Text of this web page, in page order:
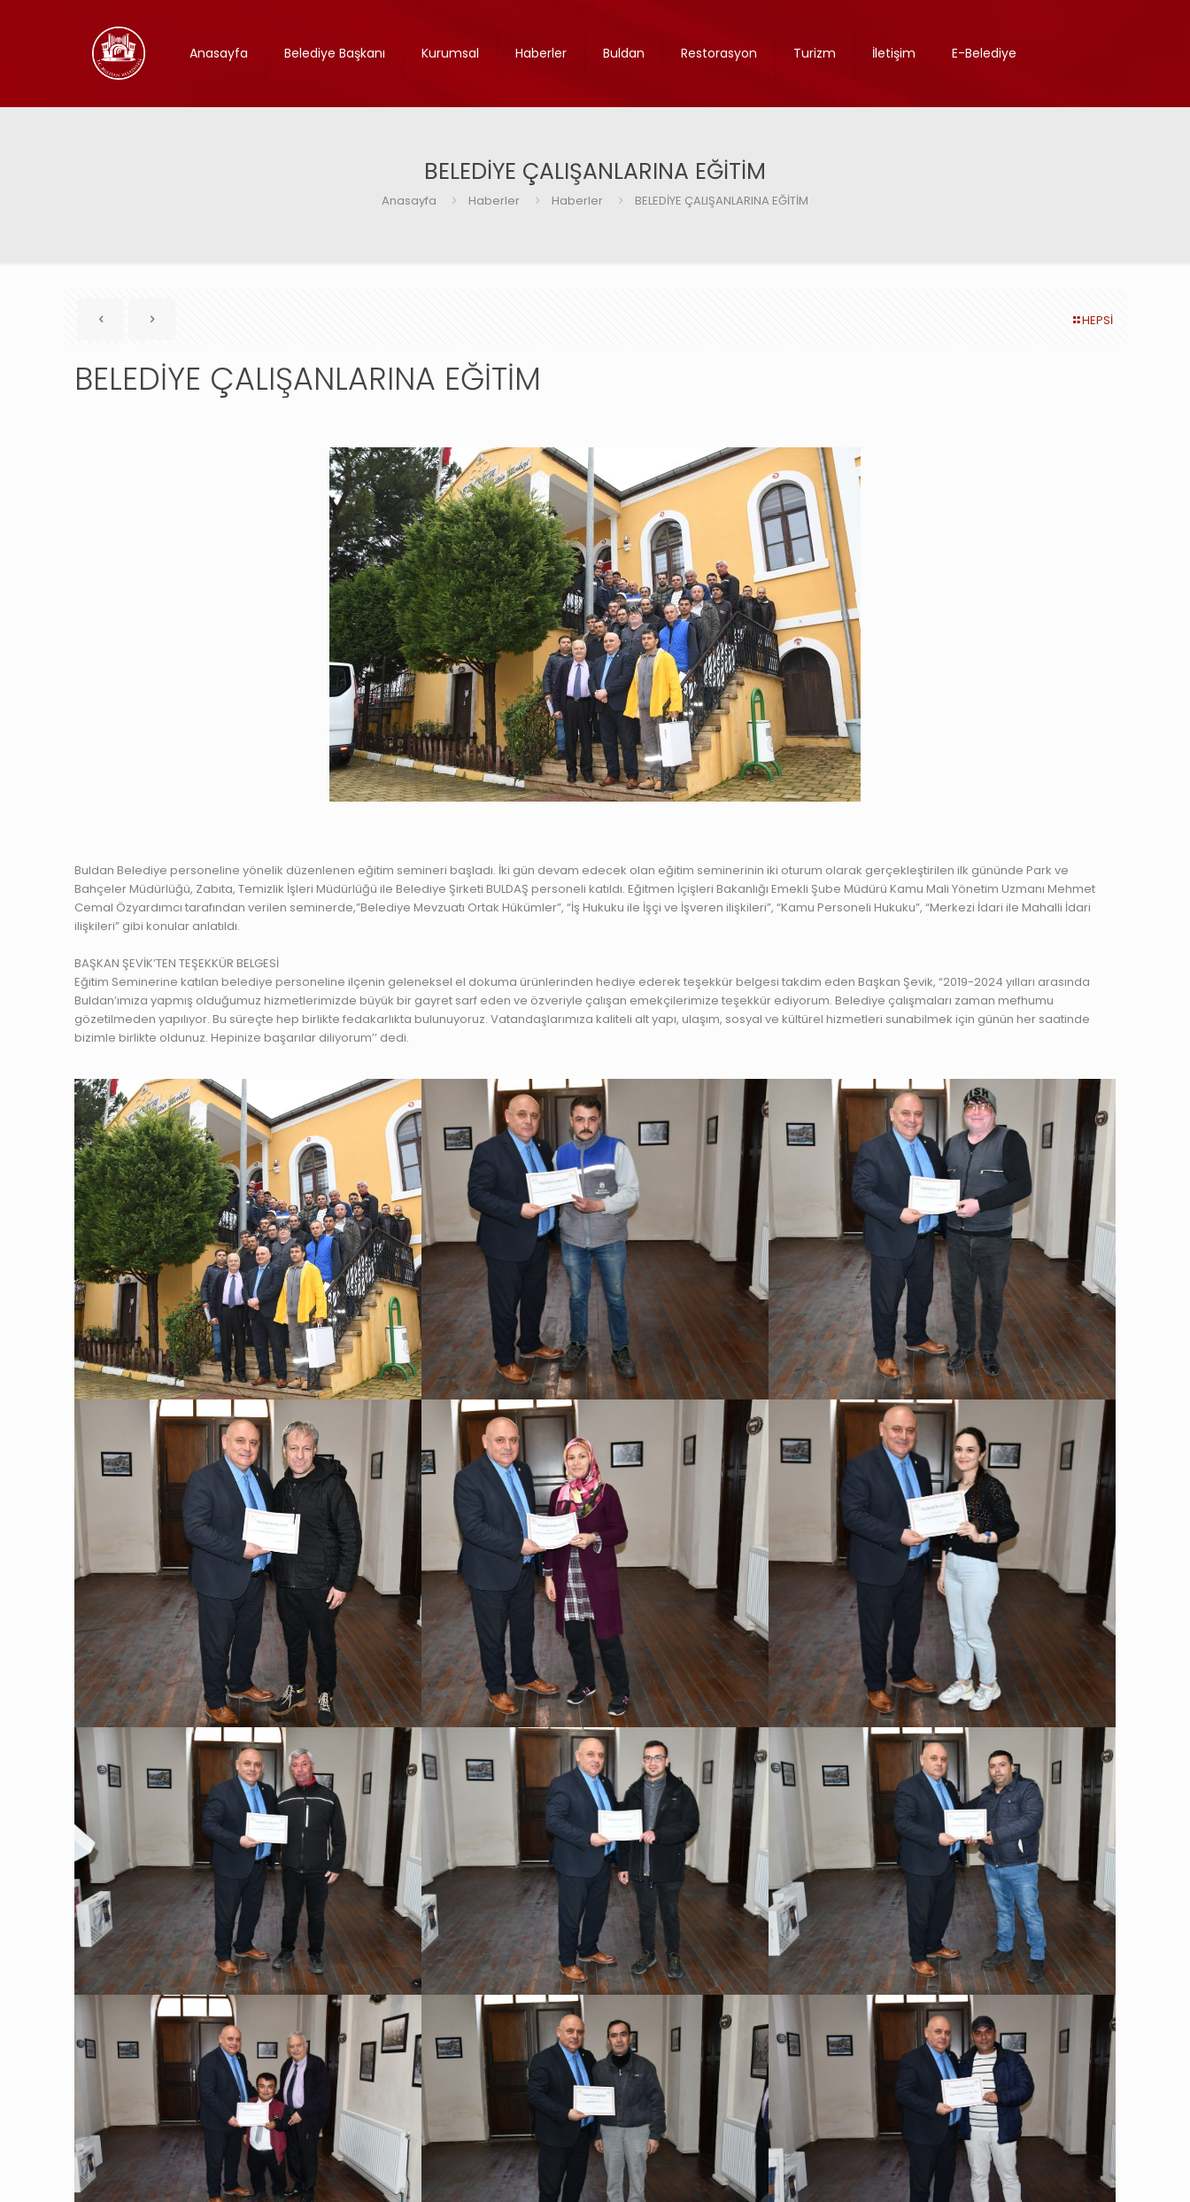
Anasayfa Belediye Başkanı Kurumsal Haberler Buldan Restorasyon Turizm İletişim E-Belediye
BELEDİYE ÇALIŞANLARINA EĞİTİM
Anasayfa Haberler Haberler BELEDİYE ÇALIŞANLARINA EĞİTİM
HEPSİ
BELEDİYE ÇALIŞANLARINA EĞİTİM
Buldan Belediye personeline yönelik düzenlenen eğitim semineri başladı. İki gün devam edecek olan eğitim seminerinin iki oturum olarak gerçekleştirilen ilk gününde Park ve
Bahçeler Müdürlüğü, Zabıta, Temizlik İşleri Müdürlüğü ile Belediye Şirketi BULDAŞ personeli katıldı. Eğitmen İçişleri Bakanlığı Emekli Şube Müdürü Kamu Mali Yönetim Uzmanı Mehmet
Cemal Özyardımcı tarafından verilen seminerde,”Belediye Mevzuatı Ortak Hükümler”, “İş Hukuku ile İşçi ve İşveren ilişkileri”, “Kamu Personeli Hukuku”, “Merkezi İdari ile Mahalli İdari
ilişkileri” gibi konular anlatıldı.
BAŞKAN ŞEVİK’TEN TEŞEKKÜR BELGESİ
Eğitim Seminerine katılan belediye personeline ilçenin geleneksel el dokuma ürünlerinden hediye ederek teşekkür belgesi takdim eden Başkan Şevik, “2019-2024 yılları arasında
Buldan’ımıza yapmış olduğumuz hizmetlerimizde büyük bir gayret sarf eden ve özveriyle çalışan emekçilerimize teşekkür ediyorum. Belediye çalışmaları zaman mefhumu
gözetilmeden yapılıyor. Bu süreçte hep birlikte fedakarlıkta bulunuyoruz. Vatandaşlarımıza kaliteli alt yapı, ulaşım, sosyal ve kültürel hizmetleri sunabilmek için günün her saatinde
bizimle birlikte oldunuz. Hepinize başarılar diliyorum’’ dedi.